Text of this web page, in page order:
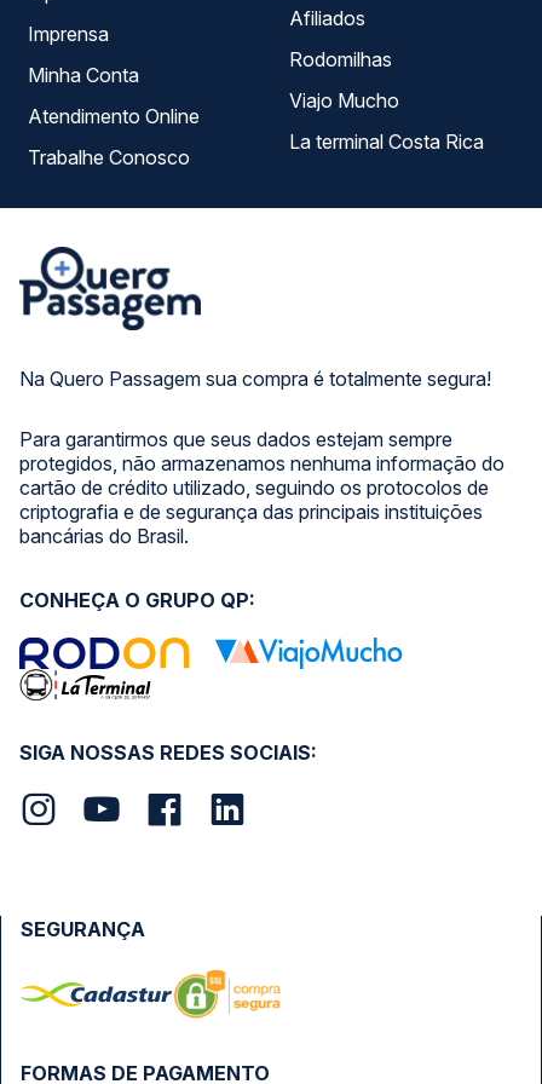
Na Quero Passagem sua compra é totalmente segura!
Para garantirmos que seus dados estejam sempre
protegidos, não armazenamos nenhuma informação do
cartão de crédito utilizado, seguindo os protocolos de
criptografia e de segurança das principais instituições
bancárias do Brasil.
Imprensa
Minha Conta
Atendimento Online
Trabalhe Conosco
Afiliados
Rodomilhas
Viajo Mucho
La terminal Costa Rica
SIGA NOSSAS REDES SOCIAIS:
CONHEÇA O GRUPO QP:
FORMAS DE PAGAMENTO
SEGURANÇA